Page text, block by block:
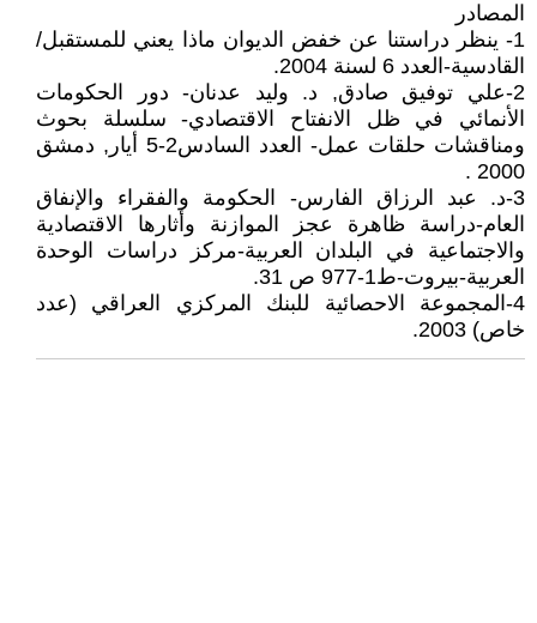
المصادر
1- ينظر دراستنا عن خفض الديوان ماذا يعني للمستقبل/
القادسية-العدد 6 لسنة 2004.
2-علي توفيق صادق, د. وليد عدنان- دور الحكومات
الأنمائي في ظل الانفتاح الاقتصادي- سلسلة بحوث
ومناقشات حلقات عمل- العدد السادس2-5 أيار, دمشق
2000 .
3-د. عبد الرزاق الفارس- الحكومة والفقراء والإنفاق
العام-دراسة ظاهرة عجز الموازنة وأثارها الاقتصادية
والاجتماعية في البلدان العربية-مركز دراسات الوحدة
العربية-بيروت-ط1-977 ص 31.
4-المجموعة الاحصائية للبنك المركزي العراقي (عدد
خاص) 2003.